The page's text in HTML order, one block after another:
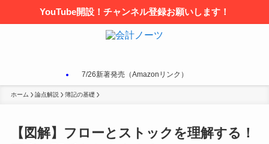
YouTube開設！チャンネル登録お願いします！
7/26新著発売（Amazonリンク）
ホーム 論点解説 簿記の基礎
【図解】フローとストックを理解する！